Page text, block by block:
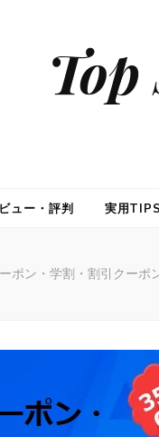
ュー・評判 実用TIPS
ポン・学割・割引クーポ